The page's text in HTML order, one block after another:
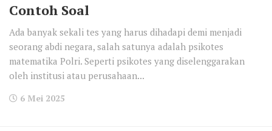
Contoh Soal
Ada banyak sekali tes yang harus dihadapi demi menjadi
seorang abdi negara, salah satunya adalah psikotes
matematika Polri. Seperti psikotes yang diselenggarakan
oleh institusi atau perusahaan...
6 Mei 2025